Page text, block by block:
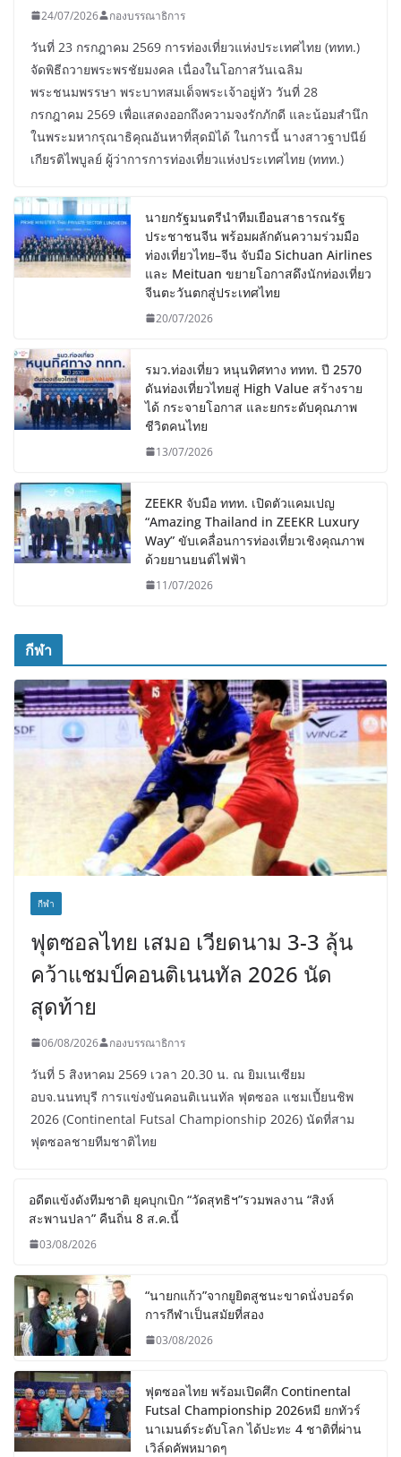
24/07/2026 กองบรรณาธิการ
วันที่ 23 กรกฎาคม 2569 การท่องเที่ยวแห่งประเทศไทย (ททท.)
จัดพิธีถวายพระพรชัยมงคล เนื่องในโอกาสวันเฉลิม
พระชนมพรรษา พระบาทสมเด็จพระเจ้าอยู่หัว วันที่ 28
กรกฎาคม 2569 เพื่อแสดงออกถึงความจงรักภักดี และน้อมสำนึก
ในพระมหากรุณาธิคุณอันหาที่สุดมิได้ ในการนี้ นางสาวฐาปนีย์
เกียรติไพบูลย์ ผู้ว่าการการท่องเที่ยวแห่งประเทศไทย (ททท.)
นายกรัฐมนตรีนำทีมเยือนสาธารณรัฐ
ประชาชนจีน พร้อมผลักดันความร่วมมือ
ท่องเที่ยวไทย–จีน จับมือ Sichuan Airlines
และ Meituan ขยายโอกาสดึงนักท่องเที่ยว
จีนตะวันตกสู่ประเทศไทย
20/07/2026
รมว.ท่องเที่ยว หนุนทิศทาง ททท. ปี 2570
ดันท่องเที่ยวไทยสู่ High Value สร้างราย
ได้ กระจายโอกาส และยกระดับคุณภาพ
ชีวิตคนไทย
13/07/2026
ZEEKR จับมือ ททท. เปิดตัวแคมเปญ
“Amazing Thailand in ZEEKR Luxury
Way” ขับเคลื่อนการท่องเที่ยวเชิงคุณภาพ
ด้วยยานยนต์ไฟฟ้า
11/07/2026
กีฬา
กีฬา
ฟุตซอลไทย เสมอ เวียดนาม 3-3 ลุ้น
คว้าแชมป์คอนติเนนทัล 2026 นัด
สุดท้าย
06/08/2026 กองบรรณาธิการ
วันที่ 5 สิงหาคม 2569 เวลา 20.30 น. ณ ยิมเนเซียม
อบจ.นนทบุรี การแข่งขันคอนติเนนทัล ฟุตซอล แชมเปี้ยนชิพ
2026 (Continental Futsal Championship 2026) นัดที่สาม
ฟุตซอลชายทีมชาติไทย
อดีตแข้งดังทีมชาติ ยุคบุกเบิก “วัดสุทธิฯ”รวมพลงาน “สิงห์
สะพานปลา” คืนถิ่น 8 ส.ค.นี้
03/08/2026
“นายกแก้ว”จากยูยิตสูชนะขาดนั่งบอร์ด
การกีฬาเป็นสมัยที่สอง
03/08/2026
ฟุตซอลไทย พร้อมเปิดศึก Continental
Futsal Championship 2026หมี ยกทัวร์
นาเมนต์ระดับโลก ได้ปะทะ 4 ชาติที่ผ่าน
เวิล์ดคัพหมาดๆ